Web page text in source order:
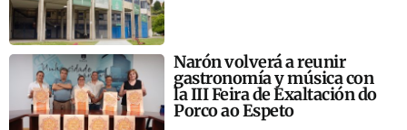
Narón volverá a reunir
gastronomía y música con
la III Feira de Exaltación do
Porco ao Espeto